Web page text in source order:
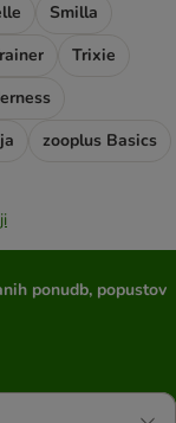
Smilla
Trixie
zooplus Basics
ponudb, popustov